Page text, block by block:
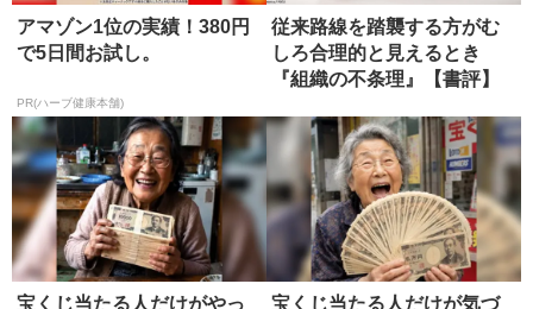
アマゾン1位の実績！380円
で5日間お試し。
PR(ハーブ健康本舗)
従来路線を踏襲する方がむ
しろ合理的と見えるとき
『組織の不条理』【書評】
宝くじ当たる人だけがやっ
宝くじ当たる人だけが気づ